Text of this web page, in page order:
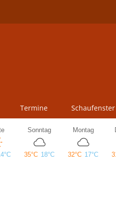
Termine Schaufenster